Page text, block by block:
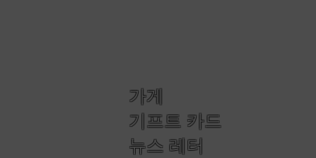
가게
기프트 카드
뉴스 레터